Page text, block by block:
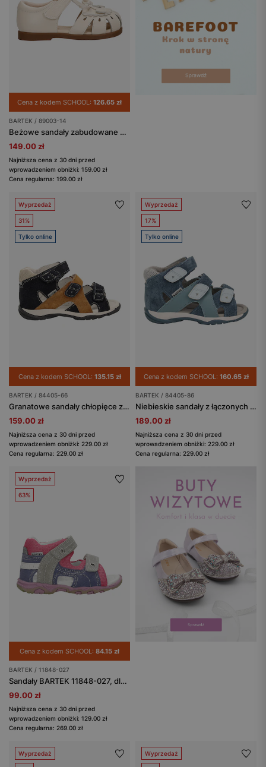
Cena z kodem SCHOOL: 126.65 zł
BARTEK / 89003-14
Beżowe sandały zabudowane dla dziewcząt BARTEK 89003-14
149.00 zł
Najniższa cena z 30 dni przed
wprowadzeniem obniżki: 159.00 zł
Cena regularna: 199.00 zł
Wyprzedaż
31%
Tylko online
Cena z kodem SCHOOL: 135.15 zł
BARTEK / 84405-66
Granatowe sandały chłopięce z brązową wstawką BARTEK 84405-66
159.00 zł
Najniższa cena z 30 dni przed
wprowadzeniem obniżki: 229.00 zł
Cena regularna: 229.00 zł
Wyprzedaż
17%
Tylko online
Cena z kodem SCHOOL: 160.65 zł
BARTEK / 84405-86
Niebieskie sandały z łączonych skór BARTEK 84405-86
189.00 zł
Najniższa cena z 30 dni przed
wprowadzeniem obniżki: 229.00 zł
Cena regularna: 229.00 zł
Wyprzedaż
63%
Cena z kodem SCHOOL: 84.15 zł
BARTEK / 11848-027
Sandały BARTEK 11848-027, dla dziewcząt, różowo-fioletowo-szary
99.00 zł
Najniższa cena z 30 dni przed
wprowadzeniem obniżki: 129.00 zł
Cena regularna: 269.00 zł
Wyprzedaż Wyprzedaż